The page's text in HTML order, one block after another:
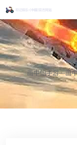
画中仙手游—画